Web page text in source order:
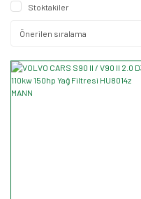
Stoktakiler